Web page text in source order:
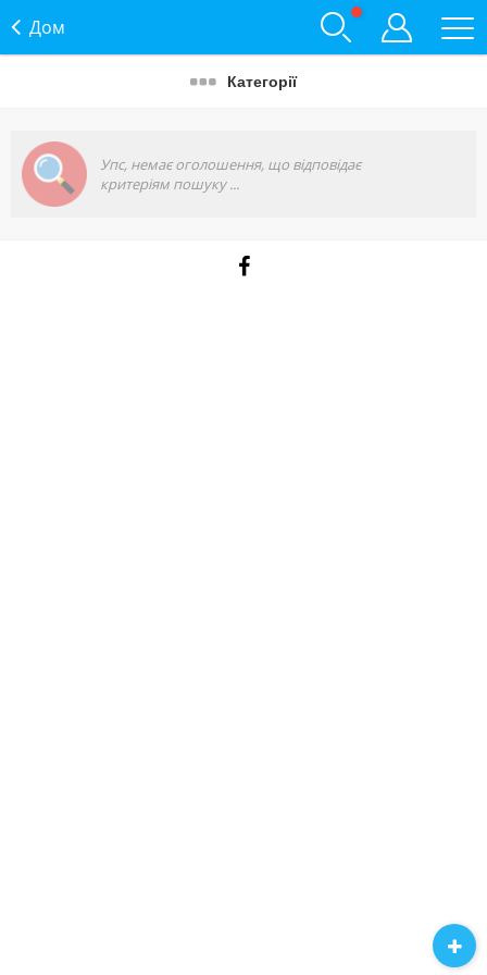
Дом
Категорії
Упс, немає оголошення, що відповідає
критеріям пошуку ...